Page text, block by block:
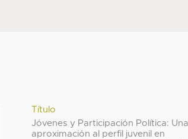
Título
Jóvenes y Participación Política: Una
aproximación al perfil juvenil en